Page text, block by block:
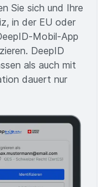
Sie sich und Ihre
in der EU oder
Mobil-App
DeepID
als auch mit
dauert nur